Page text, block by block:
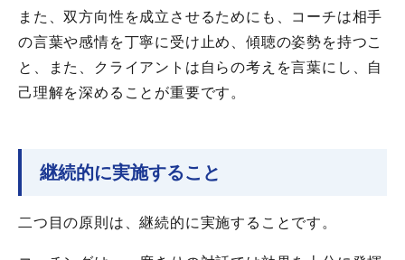
また、双方向性を成立させるためにも、コーチは相手
の言葉や感情を丁寧に受け止め、傾聴の姿勢を持つこ
と、また、クライアントは自らの考えを言葉にし、自
己理解を深めることが重要です。
継続的に実施すること
二つ目の原則は、継続的に実施することです。